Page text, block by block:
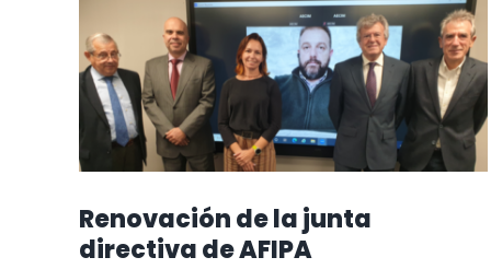
Renovación de la junta
directiva de AFIPA